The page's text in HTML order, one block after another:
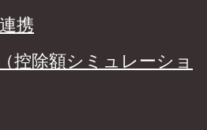
携
控除額シミュレーショ